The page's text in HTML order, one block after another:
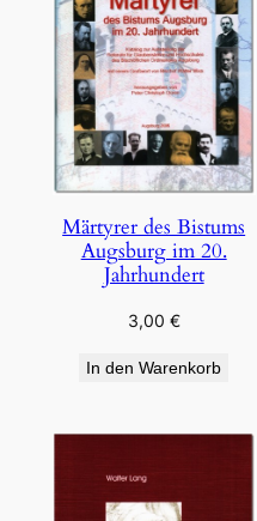
Märtyrer des Bistums
Augsburg im 20.
Jahrhundert
3,00 €
In den Warenkorb